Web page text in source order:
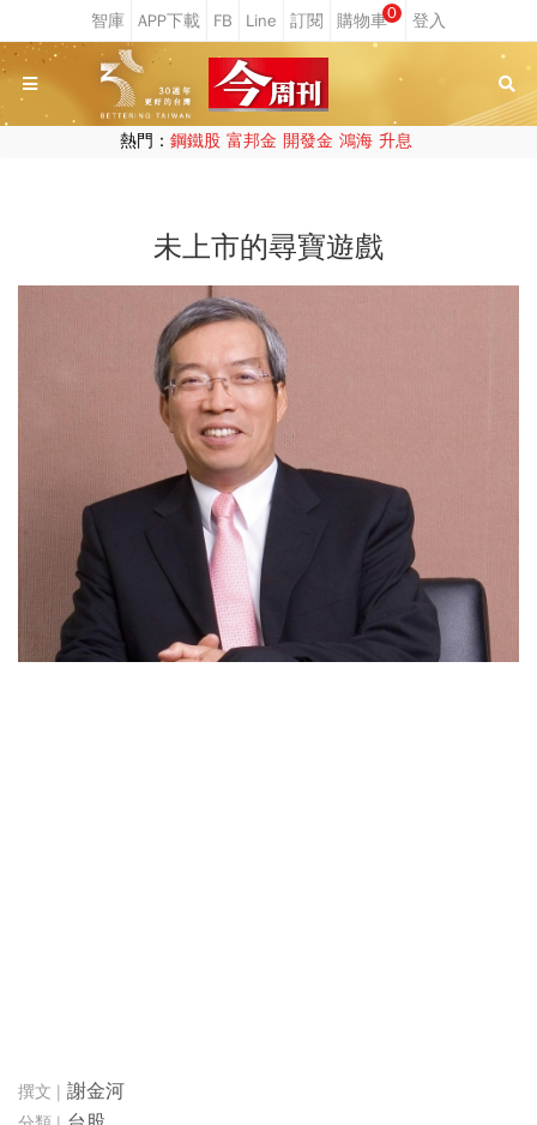
0
熱門： 鋼鐵股 富邦金 開發金 鴻海 升息
未上市的尋寶遊戲
謝金河